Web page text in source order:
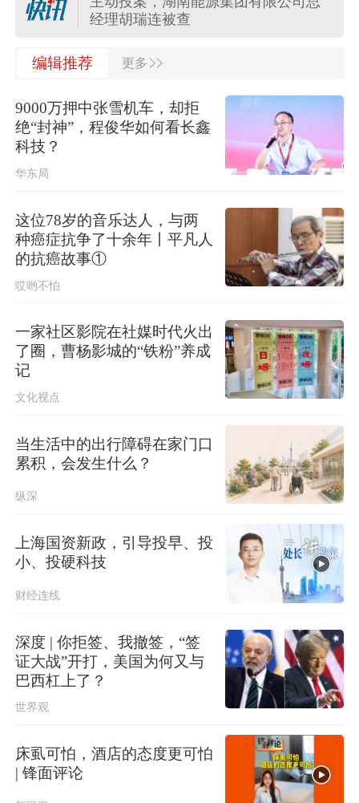
经理胡瑞连被查
国际金价大涨，油价涨跌不一
保障生态环境法典实施，最高法发布
首个配套司法解释
受台风“白海豚”影响，国家海洋预报台
中方代表：防止“三股势力”借助新兴技
术蔓延渗透
台风“白海豚”影响我国已成定局 即将
编辑推荐 更多 >>
9000万押中张雪机车，却拒
绝“封神”，程俊华如何看长鑫
科技？
华东局
这位78岁的音乐达人，与两
种癌症抗争了十余年丨平凡人
的抗癌故事①
哎哟不怕
一家社区影院在社媒时代火出
了圈，曹杨影城的“铁粉”养成
记
文化视点
当生活中的出行障碍在家门口
累积，会发生什么？
纵深
上海国资新政，引导投早、投
小、投硬科技
财经连线
深度 | 你拒签、我撤签，“签
证大战”开打，美国为何又与
巴西杠上了？
世界观
床虱可怕，酒店的态度更可怕
| 锋面评论